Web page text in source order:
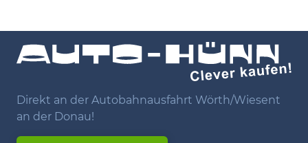
Direkt an der Autobahnausfahrt Wörth/Wiesent
an der Donau!